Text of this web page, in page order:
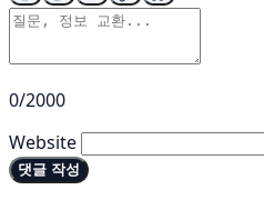
0/2000
Website
댓글 작성